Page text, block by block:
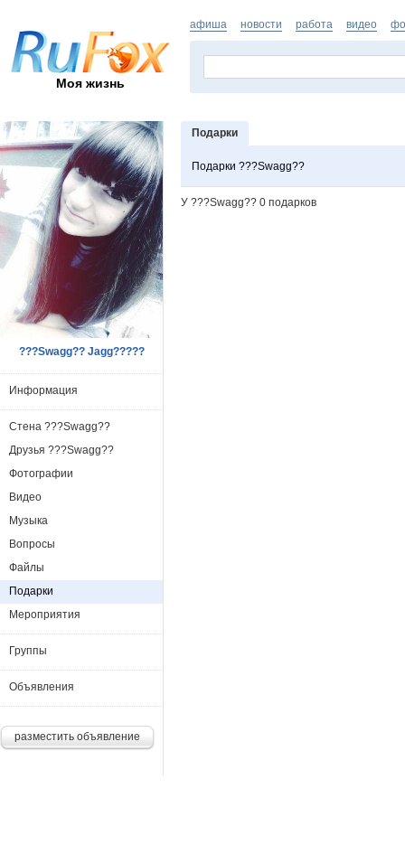
Моя жизнь
афиша новости работа видео
Подарки
Подарки ???Swagg??
У ???Swagg?? 0 подарков
???Swagg?? Jagg?????
Информация
Стена ???Swagg??
Друзья ???Swagg??
Фотографии
Видео
Музыка
Вопросы
Файлы
Подарки
Мероприятия
Группы
Объявления
разместить объявление